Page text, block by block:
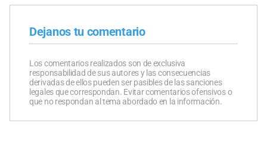
Dejanos tu comentario
Los comentarios realizados son de exclusiva
responsabilidad de sus autores y las consecuencias
derivadas de ellos pueden ser pasibles de las sanciones
legales que correspondan. Evitar comentarios ofensivos o
que no respondan al tema abordado en la información.